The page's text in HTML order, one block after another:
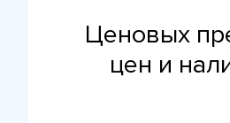
Ценовых
цен и